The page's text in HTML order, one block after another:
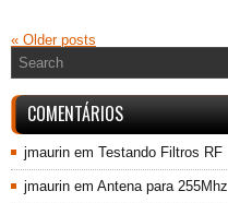
« Older posts
COMENTÁRIOS
jmaurin em Testando Filtros RF
jmaurin em Antena para 255Mhz